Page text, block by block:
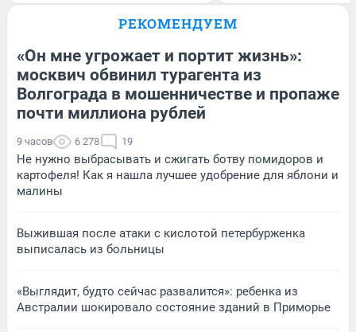
РЕКОМЕНДУЕМ
«Он мне угрожает и портит жизнь»:
москвич обвинил турагента из
Волгограда в мошенничестве и пропаже
почти миллиона рублей
9 часов 6 278 19
Не нужно выбрасывать и сжигать ботву помидоров и
картофеля! Как я нашла лучшее удобрение для яблони и
малины
Выжившая после атаки с кислотой петербурженка
выписалась из больницы
«Выглядит, будто сейчас развалится»: ребенка из
Австралии шокировало состояние зданий в Приморье